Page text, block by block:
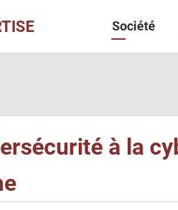
Société
à la